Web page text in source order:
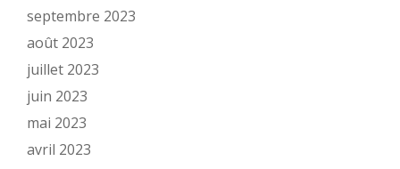
septembre 2023
août 2023
juillet 2023
juin 2023
mai 2023
avril 2023